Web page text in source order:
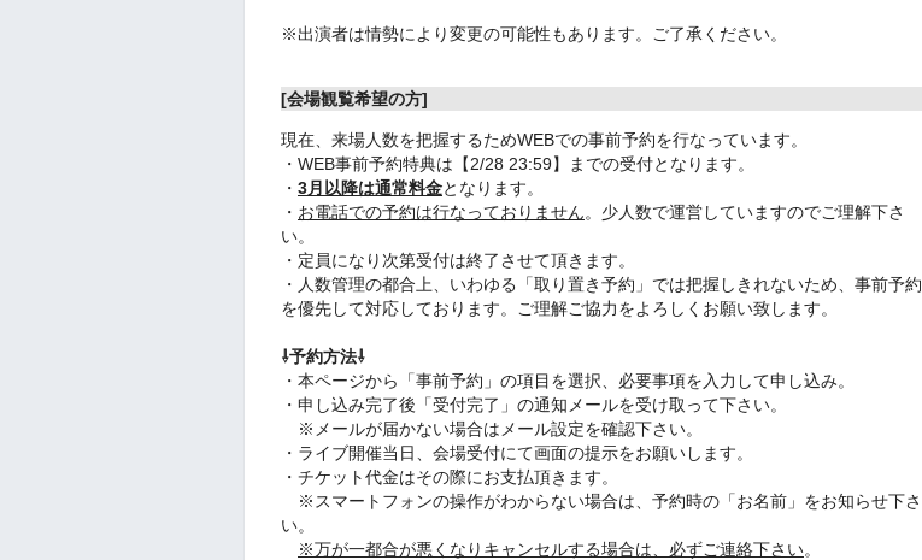
※出演者は情勢により変更の可能性もあります。ご了承ください。
[会場観覧希望の方]
現在、来場人数を把握するためWEBでの事前予約を行なっています。
・WEB事前予約特典は【2/28 23:59】までの受付となります。
・ 3月以降は通常料金となります。
・ お電話での予約は行なっておりません。少人数で運営していますのでご理解下さ
い。
・定員になり次第受付は終了させて頂きます。
・人数管理の都合上、いわゆる「取り置き予約」では把握しきれないため、事前予約
を優先して対応しております。ご理解ご協力をよろしくお願い致します。
⇩予約方法⇩
・本ページから「事前予約」の項目を選択、必要事項を入力して申し込み。
・申し込み完了後「受付完了」の通知メールを受け取って下さい。
※メールが届かない場合はメール設定を確認下さい。
・ライブ開催当日、会場受付にて画面の提示をお願いします。
・チケット代金はその際にお支払頂きます。
※スマートフォンの操作がわからない場合は、予約時の「お名前」をお知らせ下さ
い。
※万が一都合が悪くなりキャンセルする場合は、必ずご連絡下さい。